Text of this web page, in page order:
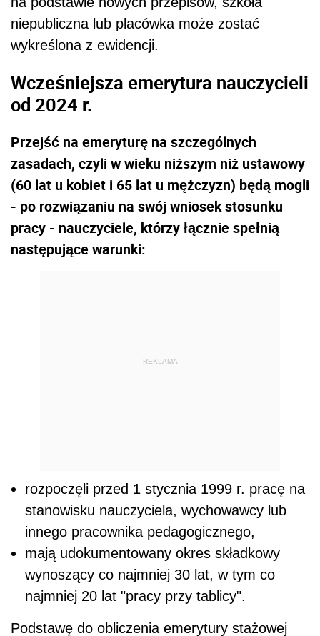
niepubliczna lub placówka może zostać
wykreślona z ewidencji.
Wcześniejsza emerytura nauczycieli
od 2024 r.
Przejść na emeryturę na szczególnych
zasadach, czyli w wieku niższym niż ustawowy
(60 lat u kobiet i 65 lat u mężczyzn) będą mogli
- po rozwiązaniu na swój wniosek stosunku
pracy - nauczyciele, którzy łącznie spełnią
następujące warunki:
REKLAMA
rozpoczęli przed 1 stycznia 1999 r. pracę na
stanowisku nauczyciela, wychowawcy lub
innego pracownika pedagogicznego,
mają udokumentowany okres składkowy
wynoszący co najmniej 30 lat, w tym co
najmniej 20 lat "pracy przy tablicy".
Podstawę do obliczenia emerytury stażowej